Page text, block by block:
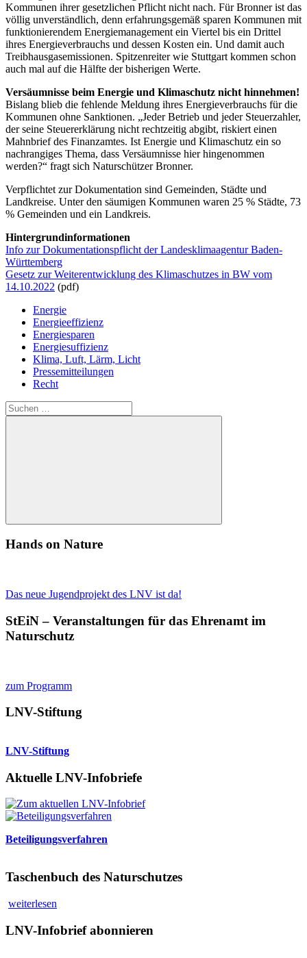
Kommunen ihrer gesetzlichen Pflicht nicht nach. Für Bronner ist das
völlig unverständlich, denn erfahrungsgemäß sparen Kommunen mit
funktionierendem Energiemanagement ein Viertel bis ein Drittel
ihres Energieverbrauchs und dessen Kosten ein. Und damit auch
Treibhausgasemissionen. Spitzenreiter wie Stuttgart kommen schon
auch mal auf die Hälfte der bisherigen Werte.
Versäumnisse beim Energie und Klimaschutz nicht hinnehmen!
Bislang blieb die fehlende Meldung ihres Energieverbrauchs für die
Kommunen ohne Sanktionen. „Jeder Betrieb und jeder Steuerzahler,
der seine Steuererklärung nicht rechtzeitig abgibt, riskiert einen
Mahnbrief des Finanzamtes. Ist Energie und Klimaschutz ein so
nachrangiges Thema, dass Versäumnisse hier hingenommen
werden?“ fragt sich Naturschützer Bronner.
Verpflichtet zur Dokumentation sind Gemeinden, Städte und
Landkreise. Unter den säumigen Kommunen waren 25 % Städte, 73
% Gemeinden und ein Landkreis.
Hintergrundinformationen
Info zur Dokumentationspflicht der Landesklimaagentur Baden-
Württemberg
Gesetz zur Weiterentwicklung des Klimaschutzes in BW vom
14.10.2022 (pdf)
Energie
Energieeffizienz
Energiesparen
Energiesuffizienz
Klima, Luft, Lärm, Licht
Pressemitteilungen
Recht
Suchen
nach:
Suchen
Hands on Nature
Das neue Jugendprojekt des LNV ist da!
StEiN – Veranstaltungen für das Ehrenamt im
Naturschutz
zum Programm
LNV-Stiftung
LNV-Stiftung
Aktuelle LNV-Infobriefe
Beteiligungsverfahren
Taschenbuch des Naturschutzes
weiterlesen
LNV-Infobrief abonnieren